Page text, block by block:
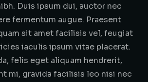
Duis ipsum dui, auctor nec
fermentum augue. Praesent
sit amet facilisis vel, feugiat
iaculis ipsum vitae placerat.
felis eget aliquam hendrerit,
mi, gravida facilisis leo nisi nec